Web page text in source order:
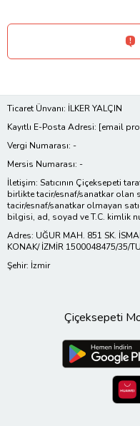
Ticaret Ünvanı: İLKER YALÇIN
Kayıtlı E-Posta Adresi: [email
Vergi Numarası: -
Mersis Numarası: -
İletişim: Satıcının Çiçeksepeti
birlikte tacir/esnaf/sanatkar olan
tacir/esnaf/sanatkar olmayan
bilgisi, ad, soyad ve T.C. kimlik
Adres: UĞUR MAH. 851 SK.
KONAK/ İZMİR 1500048475/35/
Şehir: İzmir
Çiçeksepeti